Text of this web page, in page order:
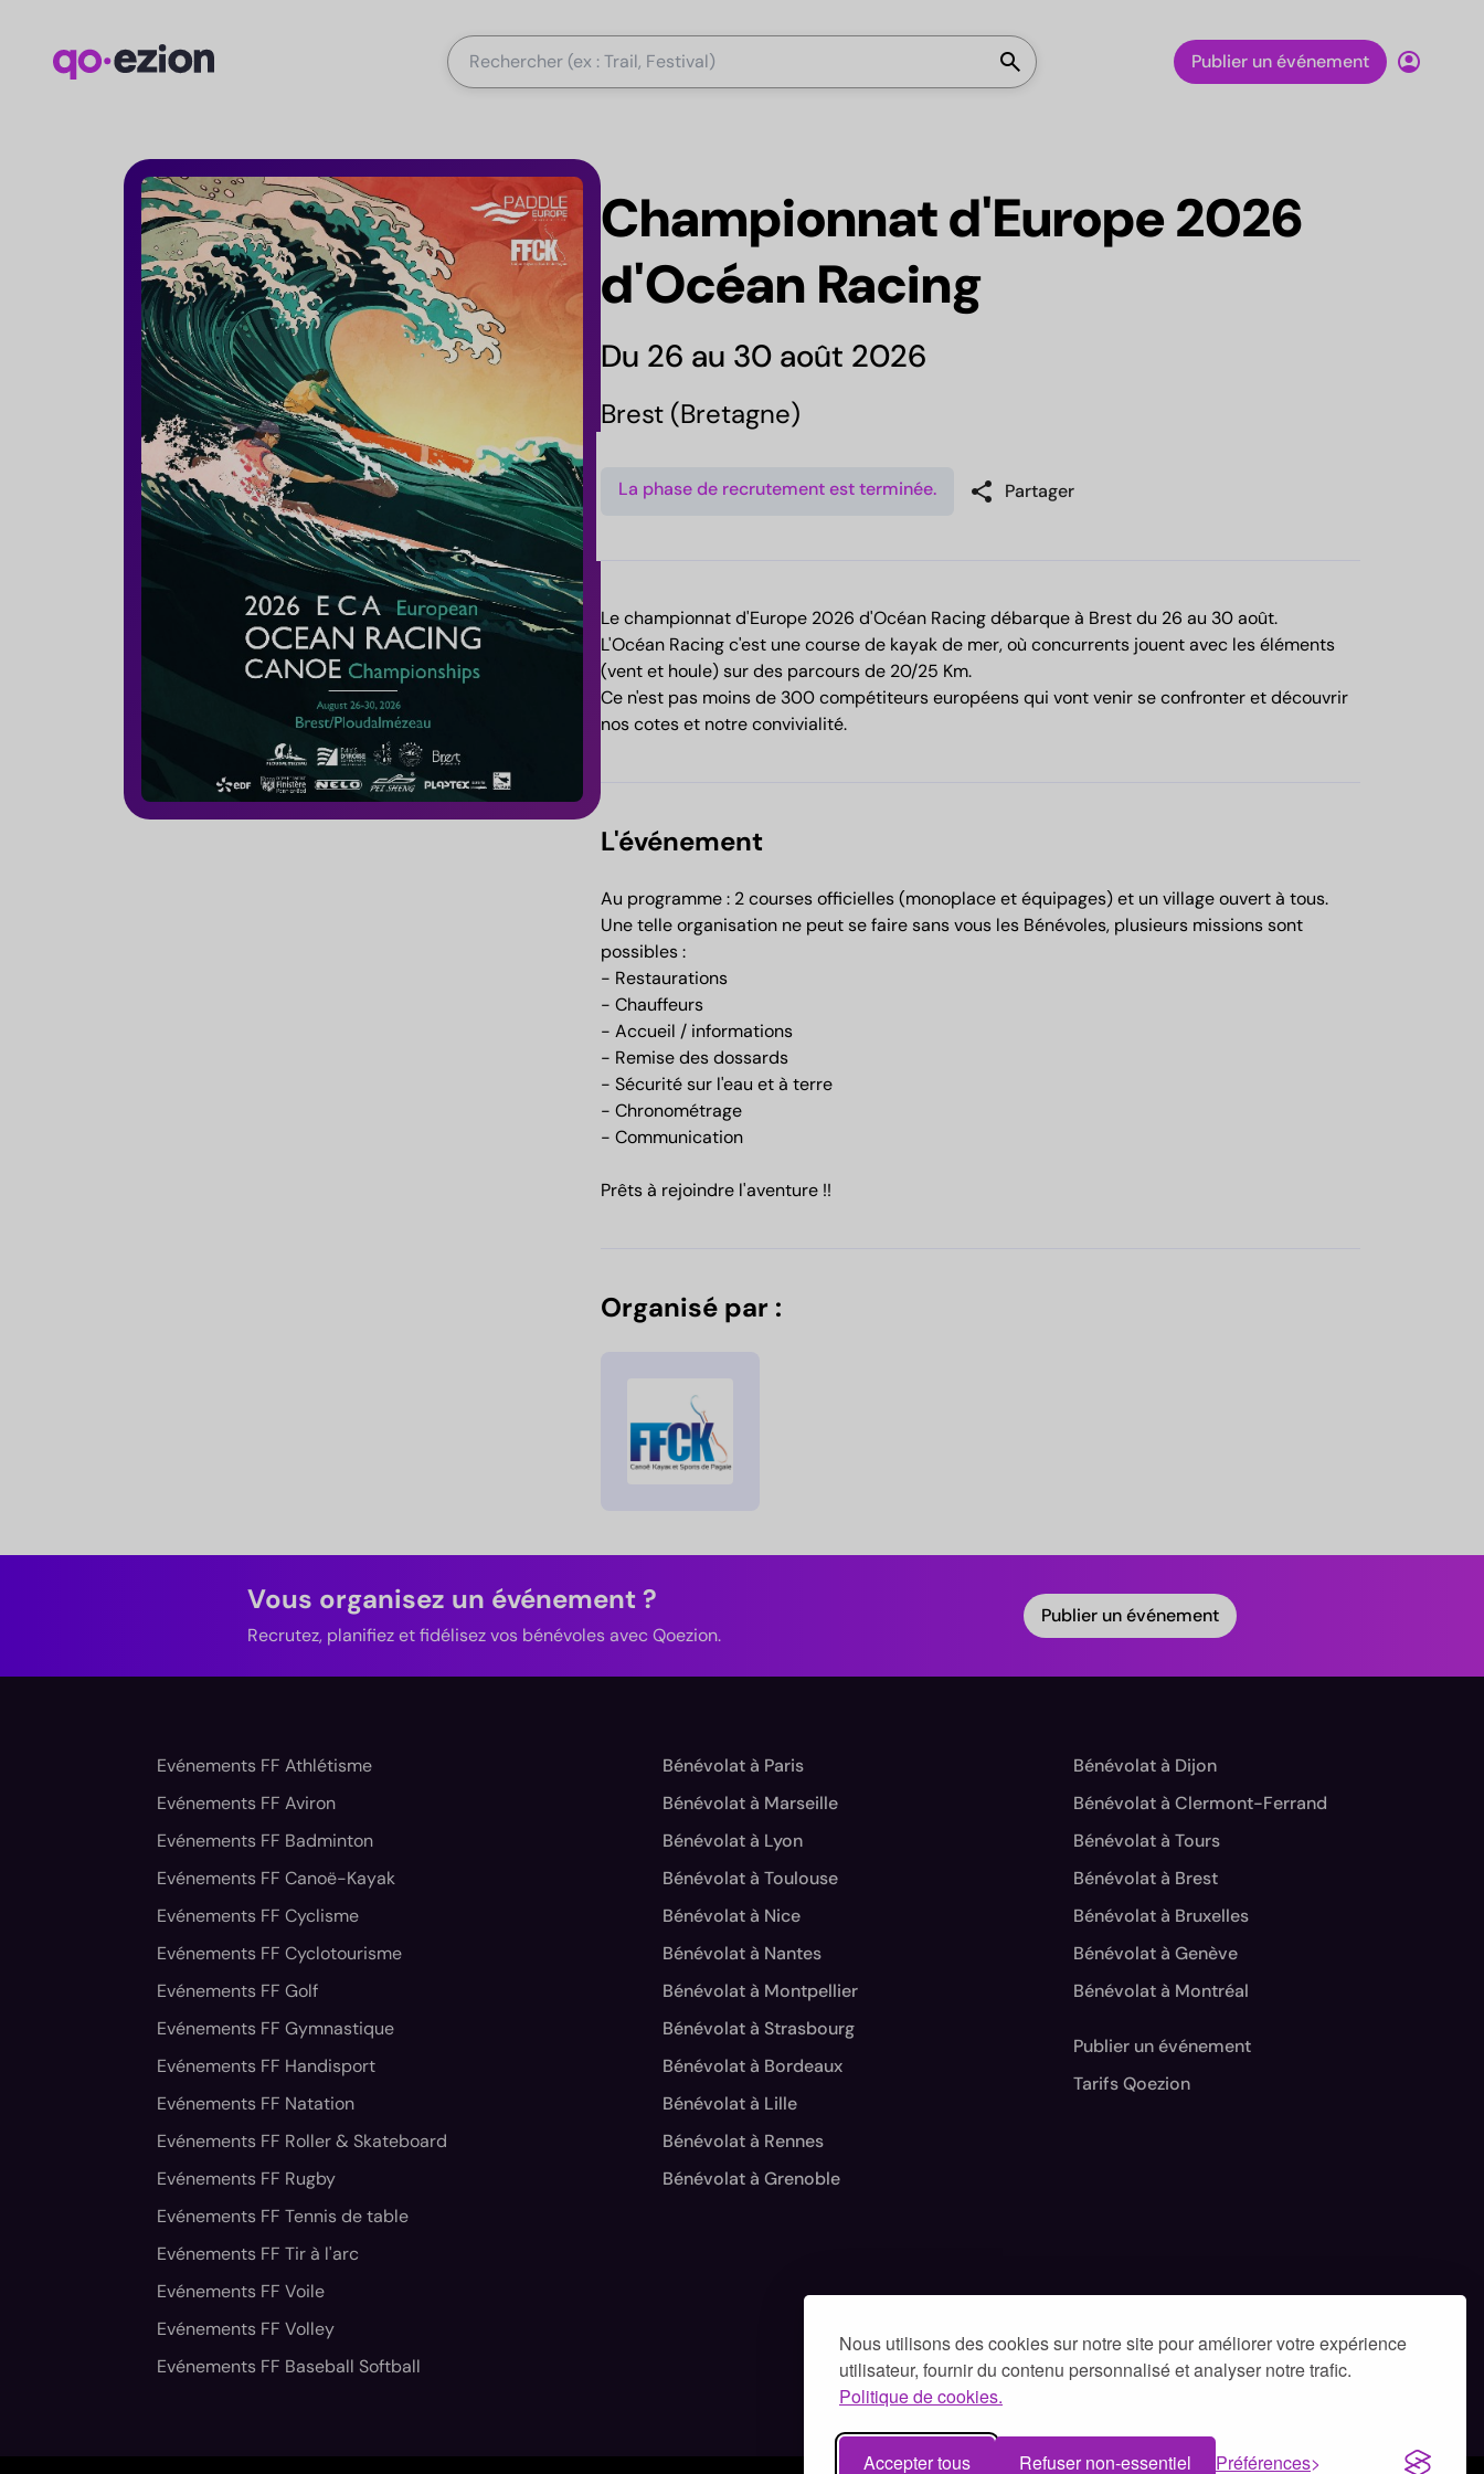
Nous utilisons des cookies sur notre site pour améliorer votre expérience
utilisateur, fournir du contenu personnalisé et analyser notre trafic.
Politique de cookies.
Accepter tous Refuser non-essentiel Préférences
search Lancer la recherchePublier un événement account_circle
Championnat d'Europe 2026
d'Océan Racing
Du 26 au 30 août 2026
Brest (Bretagne)
La phase de recrutement est terminée. share Partager
Le championnat d'Europe 2026 d'Océan Racing débarque à Brest du 26 au 30 août.
L'Océan Racing c'est une course de kayak de mer, où concurrents jouent avec les éléments
(vent et houle) sur des parcours de 20/25 Km.
Ce n'est pas moins de 300 compétiteurs européens qui vont venir se confronter et découvrir
nos cotes et notre convivialité.
L'événement
Au programme : 2 courses officielles (monoplace et équipages) et un village ouvert à tous.
Une telle organisation ne peut se faire sans vous les Bénévoles, plusieurs missions sont
possibles :
- Restaurations
- Chauffeurs
- Accueil / informations
- Remise des dossards
- Sécurité sur l'eau et à terre
- Chronométrage
- Communication
Prêts à rejoindre l'aventure !!
Organisé par :
Vous organisez un événement ?
Recrutez, planifiez et fidélisez vos bénévoles avec Qoezion.
Publier un événement
Evénements FF Athlétisme
Evénements FF Aviron
Evénements FF Badminton
Evénements FF Canoë-Kayak
Evénements FF Cyclisme
Evénements FF Cyclotourisme
Evénements FF Golf
Evénements FF Gymnastique
Evénements FF Handisport
Evénements FF Natation
Evénements FF Roller & Skateboard
Evénements FF Rugby
Evénements FF Tennis de table
Evénements FF Tir à l'arc
Evénements FF Voile
Evénements FF Volley
Evénements FF Baseball Softball
Bénévolat à Paris
Bénévolat à Marseille
Bénévolat à Lyon
Bénévolat à Toulouse
Bénévolat à Nice
Bénévolat à Nantes
Bénévolat à Montpellier
Bénévolat à Strasbourg
Bénévolat à Bordeaux
Bénévolat à Lille
Bénévolat à Rennes
Bénévolat à Grenoble
Bénévolat à Dijon
Bénévolat à Clermont-Ferrand
Bénévolat à Tours
Bénévolat à Brest
Bénévolat à Bruxelles
Bénévolat à Genève
Bénévolat à Montréal
Publier un événement
Tarifs Qoezion